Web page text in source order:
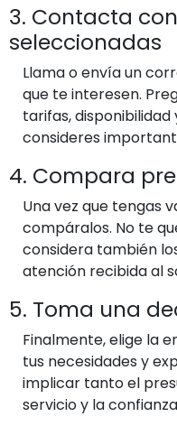
3. Contacta
seleccionadas
Llama o envía un
que te interesen.
tarifas,
consideres
4. Compara
Una vez que tengas
compáralos. No te
considera también
atención recibida al
5. Toma una
Finalmente, elige la
tus necesidades y
implicar tanto el
servicio y la